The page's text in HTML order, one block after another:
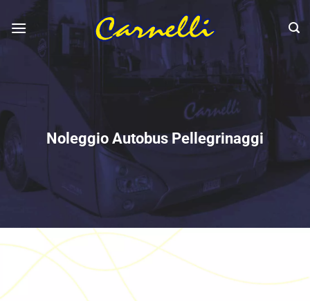
contenuti
Noleggio Autobus Pellegrinaggi